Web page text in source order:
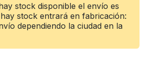
stock disponible el envío es
stock entrará en fabricación:
dependiendo la ciudad en la